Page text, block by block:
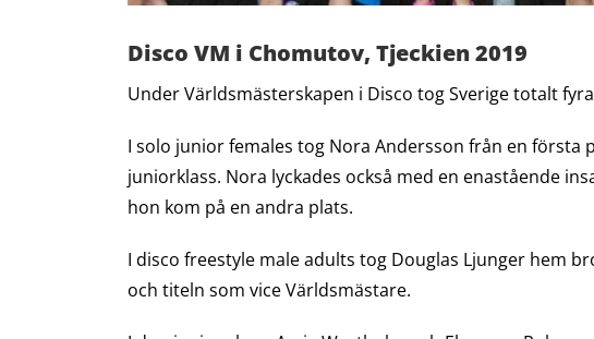
Disco VM i Chomutov, Tjeckien 2019
Under Världsmästerskapen i Disco tog Sverige totalt
I solo junior females tog Nora Andersson från en
juniorklass. Nora lyckades också med en enastående
hon kom på en andra plats.
I disco freestyle male adults tog Douglas Ljunger hem
och titeln som vice Världsmästare.